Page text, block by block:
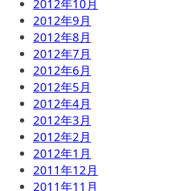
2012年10月
2012年9月
2012年8月
2012年7月
2012年6月
2012年5月
2012年4月
2012年3月
2012年2月
2012年1月
2011年12月
2011年11月